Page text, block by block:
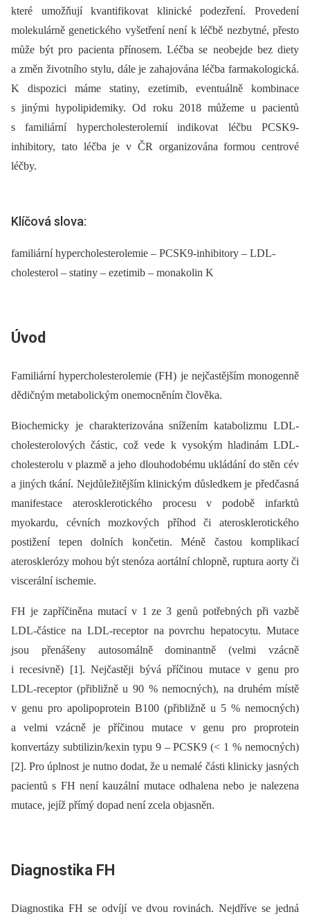
které umožňují kvantifikovat klinické podezření. Provedení
molekulárně genetického vyšetření není k léčbě nezbytné, přesto
může být pro pacienta přínosem. Léčba se neobejde bez diety
a změn životního stylu, dále je zahajována léčba farmakologická.
K dispozici máme statiny, ezetimib, eventuálně kombinace
s jinými hypolipidemiky. Od roku 2018 můžeme u pacientů
s familiární hypercholesterolemií indikovat léčbu PCSK9-
inhibitory, tato léčba je v ČR organizována formou centrové
léčby.
Klíčová slova:
familiární hypercholesterolemie – PCSK9-inhibitory – LDL-
cholesterol – statiny – ezetimib – monakolin K
Úvod
Familiární hypercholesterolemie (FH) je nejčastějším monogenně
dědičným metabolickým onemocněním člověka.
Biochemicky je charakterizována snížením katabolizmu LDL-
cholesterolových částic, což vede k vysokým hladinám LDL-
cholesterolu v plazmě a jeho dlouhodobému ukládání do stěn cév
a jiných tkání. Nejdůležitějším klinickým důsledkem je předčasná
manifestace aterosklerotického procesu v podobě infarktů
myokardu, cévních mozkových příhod či aterosklerotického
postižení tepen dolních končetin. Méně častou komplikací
aterosklerózy mohou být stenóza aortální chlopně, ruptura aorty či
viscerální ischemie.
FH je zapříčiněna mutací v 1 ze 3 genů potřebných při vazbě
LDL-částice na LDL-receptor na povrchu hepatocytu. Mutace
jsou přenášeny autosomálně dominantně (velmi vzácně
i recesivně) [1]. Nejčastěji bývá příčinou mutace v genu pro
LDL-receptor (přibližně u 90 % nemocných), na druhém místě
v genu pro apolipoprotein B100 (přibližně u 5 % nemocných)
a velmi vzácně je příčinou mutace v genu pro proprotein
konvertázy subtilizin/kexin typu 9 –⁠ PCSK9 (< 1 % nemocných)
[2]. Pro úplnost je nutno dodat, že u nemalé části klinicky jasných
pacientů s FH není kauzální mutace odhalena nebo je nalezena
mutace, jejíž přímý dopad není zcela objasněn.
Diagnostika FH
Diagnostika FH se odvíjí ve dvou rovinách. Nejdříve se jedná